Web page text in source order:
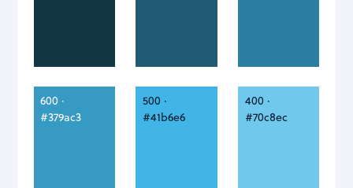
600 ·
#379ac3
500 ·
#41b6e6
400 ·
#70c8ec